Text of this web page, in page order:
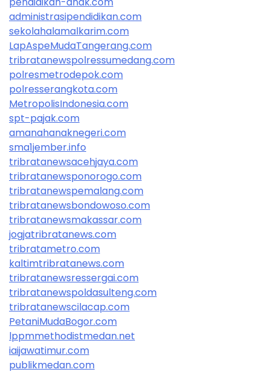
administrasipendidikan.com
sekolahalamalkarim.com
LapAspeMudaTangerang.com
tribratanewspolressumedang.com
polresmetrodepok.com
polresserangkota.com
MetropolisIndonesia.com
spt-pajak.com
amanahanaknegeri.com
sma1jember.info
tribratanewsacehjaya.com
tribratanewsponorogo.com
tribratanewspemalang.com
tribratanewsbondowoso.com
tribratanewsmakassar.com
jogjatribratanews.com
tribratametro.com
kaltimtribratanews.com
tribratanewsressergai.com
tribratanewspoldasulteng.com
tribratanewscilacap.com
PetaniMudaBogor.com
lppmmethodistmedan.net
iaijawatimur.com
publikmedan.com